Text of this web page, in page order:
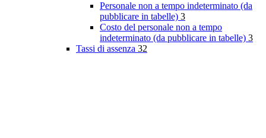
Personale non a tempo indeterminato (da
pubblicare in tabelle) 3
Costo del personale non a tempo
indeterminato (da pubblicare in tabelle) 3
Tassi di assenza 32